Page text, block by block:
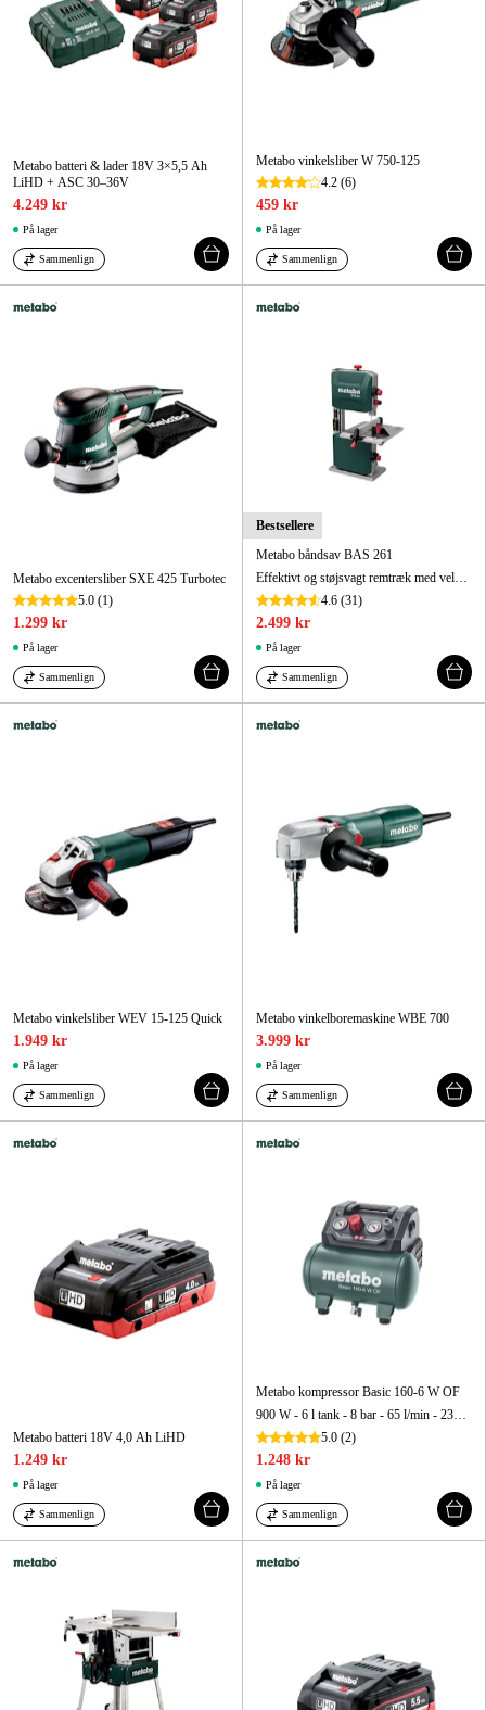
Metabo batteri & lader 18V 3×5,5 Ah
LiHD + ASC 30–36V
4.249 kr
På lager
Sammenlign
Metabo vinkelsliber W 750-125
4.2 (6)
459 kr
På lager
Sammenlign
Metabo excentersliber SXE 425 Turbotec
5.0 (1)
1.299 kr
På lager
Sammenlign
Bestsellere
Metabo båndsav BAS 261
Effektivt og støjsvagt remtræk med velafbalancerede svinghjul med gummibelægning.
4.6 (31)
2.499 kr
På lager
Sammenlign
Metabo vinkelsliber WEV 15-125 Quick
1.949 kr
På lager
Sammenlign
Metabo vinkelboremaskine WBE 700
3.999 kr
På lager
Sammenlign
Metabo batteri 18V 4,0 Ah LiHD
1.249 kr
På lager
Sammenlign
Metabo kompressor Basic 160-6 W OF
5.0 (2)
1.248 kr
På lager
Sammenlign